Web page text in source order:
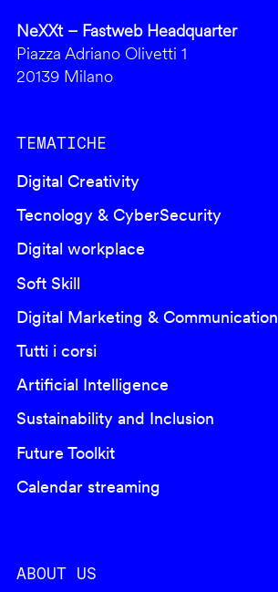
NeXXt – Fastweb Headquarter
Piazza Adriano Olivetti 1
20139 Milano
TEMATICHE
Digital Creativity
Tecnology & CyberSecurity
Digital workplace
Soft Skill
Digital Marketing & Communication
Tutti i corsi
Artificial Intelligence
Sustainability and Inclusion
Future Toolkit
Calendar streaming
ABOUT US